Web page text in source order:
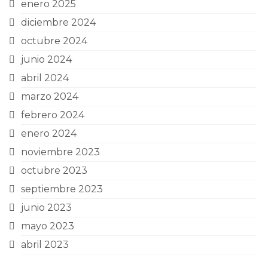
enero 2025
diciembre 2024
octubre 2024
junio 2024
abril 2024
marzo 2024
febrero 2024
enero 2024
noviembre 2023
octubre 2023
septiembre 2023
junio 2023
mayo 2023
abril 2023